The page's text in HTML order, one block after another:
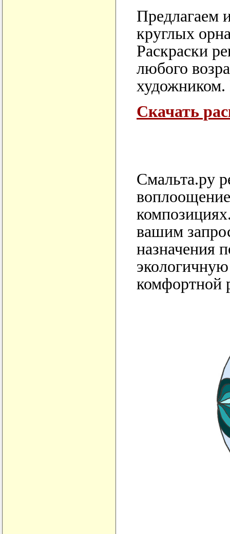
Предлагаем
круглых
Раскраски
любого
художником.
Скачать
Смальта.ру
вашим
назначения
комфортной